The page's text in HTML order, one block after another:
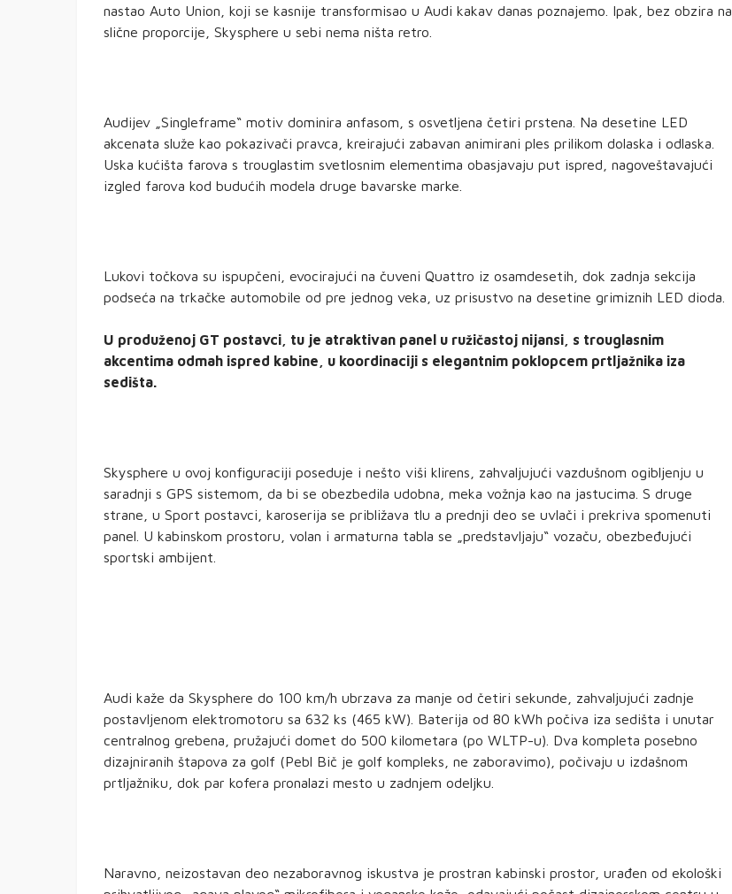
nastao Auto Union, koji se kasnije transformisao u Audi kakav danas poznajemo. Ipak, bez obzira na
slične proporcije, Skysphere u sebi nema ništa retro.
Audijev „Singleframe“ motiv dominira anfasom, s osvetljena četiri prstena. Na desetine LED
akcenata služe kao pokazivači pravca, kreirajući zabavan animirani ples prilikom dolaska i odlaska.
Uska kućišta farova s trouglastim svetlosnim elementima obasjavaju put ispred, nagoveštavajući
izgled farova kod budućih modela druge bavarske marke.
Lukovi točkova su ispupčeni, evocirajući na čuveni Quattro iz osamdesetih, dok zadnja sekcija
podseća na trkačke automobile od pre jednog veka, uz prisustvo na desetine grimiznih LED dioda.
U produženoj GT postavci, tu je atraktivan panel u ružičastoj nijansi, s trouglasnim
akcentima odmah ispred kabine, u koordinaciji s elegantnim poklopcem prtljažnika iza
sedišta.
Skysphere u ovoj konfiguraciji poseduje i nešto viši klirens, zahvaljujući vazdušnom ogibljenju u
saradnji s GPS sistemom, da bi se obezbedila udobna, meka vožnja kao na jastucima. S druge
strane, u Sport postavci, karoserija se približava tlu a prednji deo se uvlači i prekriva spomenuti
panel. U kabinskom prostoru, volan i armaturna tabla se „predstavljaju“ vozaču, obezbeđujući
sportski ambijent.
Audi kaže da Skysphere do 100 km/h ubrzava za manje od četiri sekunde, zahvaljujući zadnje
postavljenom elektromotoru sa 632 ks (465 kW). Baterija od 80 kWh počiva iza sedišta i unutar
centralnog grebena, pružajući domet do 500 kilometara (po WLTP-u). Dva kompleta posebno
dizajniranih štapova za golf (Pebl Bič je golf kompleks, ne zaboravimo), počivaju u izdašnom
prtljažniku, dok par kofera pronalazi mesto u zadnjem odeljku.
Naravno, neizostavan deo nezaboravnog iskustva je prostran kabinski prostor, urađen od ekološki